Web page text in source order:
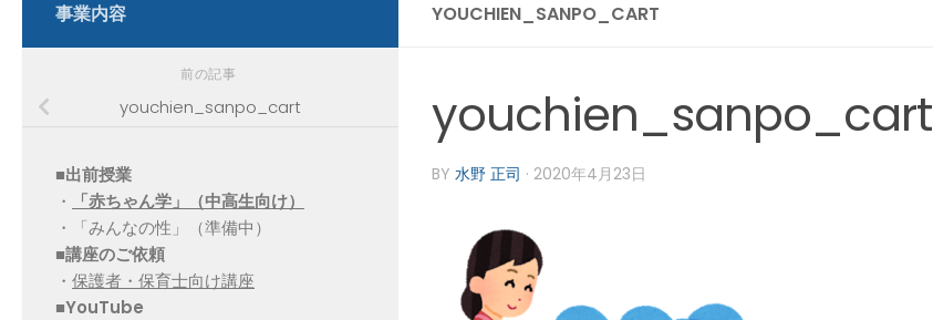
YOUCHIEN_SANPO_CART
youchien_sanpo_cart
BY 水野 正司 · 2020年4月23日
事業内容
前の記事
youchien_sanpo_cart
■出前授業
・
「赤ちゃん学」（中高生向け）
・「みんなの性」（準備中）
■講座のご依頼
・ 保護者・保育士向け講座
■YouTube